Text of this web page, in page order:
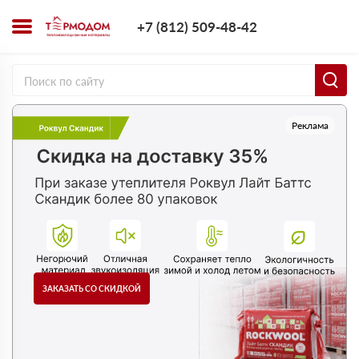
+7 (812) 509-48-42
Реклама
ЗАКАЗАТЬ СО СКИДКОЙ